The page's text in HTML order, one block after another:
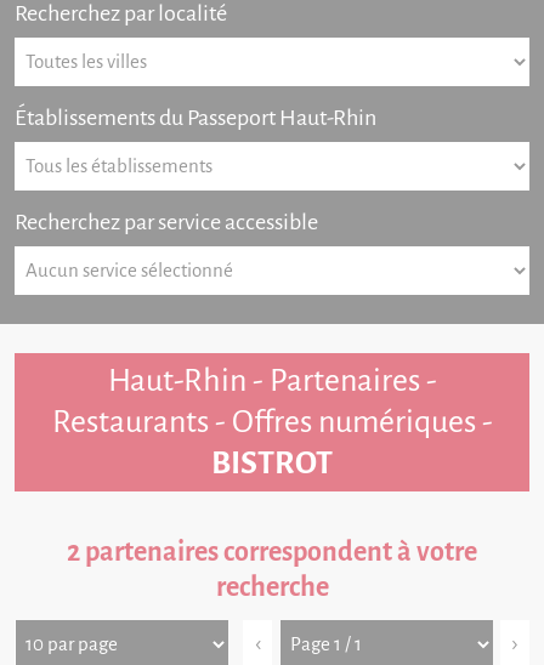
Recherchez par localité
Établissements du Passeport Haut-Rhin
Recherchez par service accessible
Haut-Rhin - Partenaires -
Restaurants - Offres numériques -
BISTROT
2 partenaires correspondent à votre
recherche
‹ ›